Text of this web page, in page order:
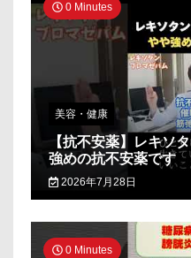
0 Minutes
美容・健康
【抗不安薬】レキソ
強めの抗不安薬です
2026年7月28日
0 Minutes